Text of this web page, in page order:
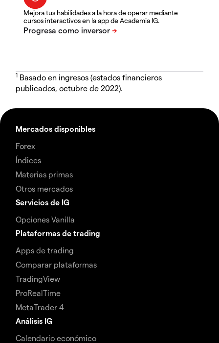
Mejora tus habilidades a la hora de operar mediante
cursos interactivos en la app de Academia IG.
1 Basado en ingresos (estados financieros
publicados, octubre de 2022).
Mercados disponibles
Forex
Índices
Materias primas
Otros mercados
Servicios de IG
Opciones Vanilla
Plataformas de trading
Apps de trading
Comparar plataformas
TradingView
ProRealTime
MetaTrader 4
Análisis IG
Calendario económico